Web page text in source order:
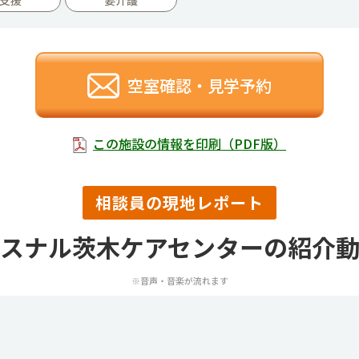
空室確認・見学予約
この施設の情報を印刷（PDF版）
相談員の現地レポート
ナル茨木ケアセンターの紹介
※音声・音楽が流れます